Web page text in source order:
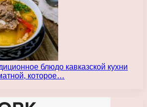
блюдо кавказской кухни
которое…